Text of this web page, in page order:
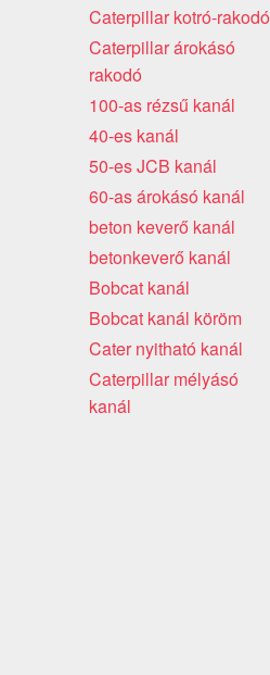
Caterpillar kotró-rakodó
Caterpillar árokásó
rakodó
100-as rézsű kanál
40-es kanál
50-es JCB kanál
60-as árokásó kanál
beton keverő kanál
betonkeverő kanál
Bobcat kanál
Bobcat kanál köröm
Cater nyitható kanál
Caterpillar mélyásó
kanál